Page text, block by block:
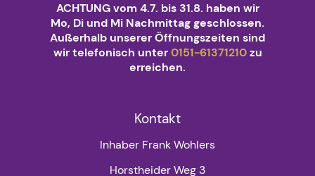
ACHTUNG vom 4.7. bis 31.8. haben wir
Mo, Di und Mi Nachmittag geschlossen.
Außerhalb unserer Öffnungszeiten sind
wir telefonisch unter0151-61371210zu
erreichen.
Kontakt
Inhaber Frank Wohlers
Horstheider Weg 3